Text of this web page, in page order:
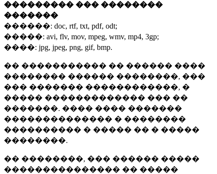
��������� ��� ��������
�������
������: doc, rtf, txt, pdf, odt;
�����: avi, flv, mov, mpeg, wmv, mp4, 3gp;
����: jpg, jpeg, png, gif, bmp.
�� ����������� �� ������ ����
�������� ������ ��������, ���
��� ������� ������������, �
����� ������������� ��� ��
�������. ���� ���� �������
�������������� � ��������
���������� � ����� �� � �����
��������.
�� ��������, ��� ������ �����
��������������� �� �����